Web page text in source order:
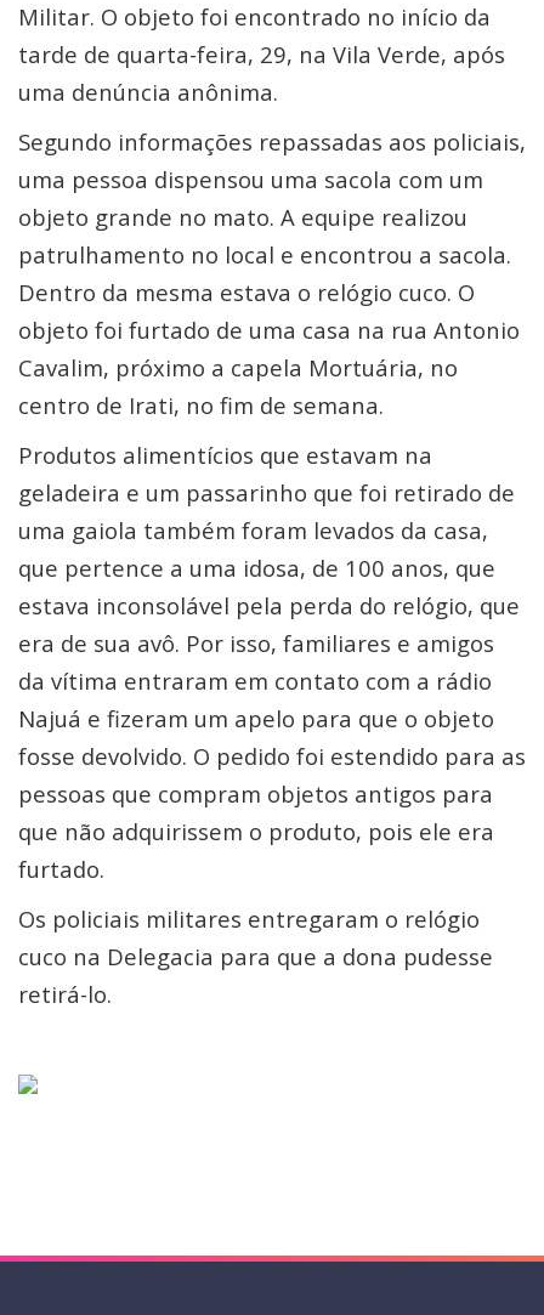
Militar. O objeto foi encontrado no início da
tarde de quarta-feira, 29, na Vila Verde, após
uma denúncia anônima.
Segundo informações repassadas aos policiais,
uma pessoa dispensou uma sacola com um
objeto grande no mato. A equipe realizou
patrulhamento no local e encontrou a sacola.
Dentro da mesma estava o relógio cuco. O
objeto foi furtado de uma casa na rua Antonio
Cavalim, próximo a capela Mortuária, no
centro de Irati, no fim de semana.
Produtos alimentícios que estavam na
geladeira e um passarinho que foi retirado de
uma gaiola também foram levados da casa,
que pertence a uma idosa, de 100 anos, que
estava inconsolável pela perda do relógio, que
era de sua avô. Por isso, familiares e amigos
da vítima entraram em contato com a rádio
Najuá e fizeram um apelo para que o objeto
fosse devolvido. O pedido foi estendido para as
pessoas que compram objetos antigos para
que não adquirissem o produto, pois ele era
furtado.
Os policiais militares entregaram o relógio
cuco na Delegacia para que a dona pudesse
retirá-lo.